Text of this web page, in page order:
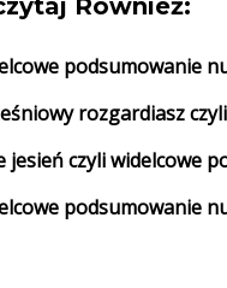
Również:
podsumowanie
rozgardiasz
jesień czyli widelcowe
podsumowanie